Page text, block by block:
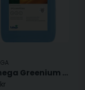
Lahega Greenium Spolarvätska - 5L